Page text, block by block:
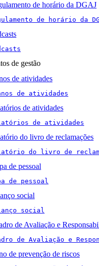
de horário da DGAJ
de horário da
de gestão
de atividades
de atividades
de atividades
de atividades
do livro de reclamações
do livro de
de pessoal
de pessoal
social
social
de Avaliação e
de Avaliação e
de prevenção de riscos